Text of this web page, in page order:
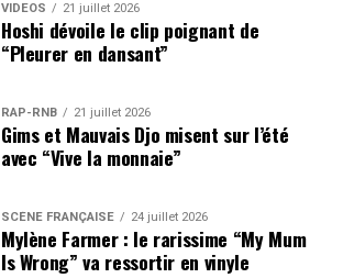
VIDEOS 21 juillet 2026
Hoshi dévoile le clip poignant de
“Pleurer en dansant”
RAP-RNB 21 juillet 2026
Gims et Mauvais Djo misent sur l’été
avec “Vive la monnaie”
SCÈNE FRANÇAISE 24 juillet 2026
Mylène Farmer : le rarissime “My Mum
Is Wrong” va ressortir en vinyle